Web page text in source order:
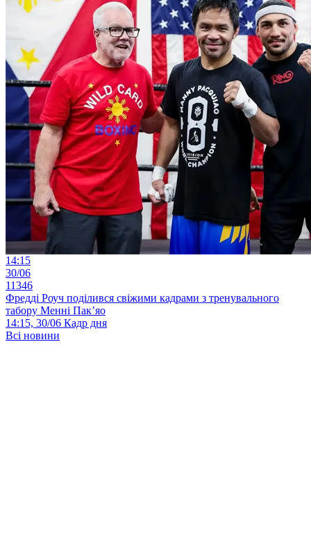
14:15
30/06
11346
Фредді Роуч поділився свіжими кадрами з тренувального
табору Менні Пак’яо
14:15, 30/06 Кадр дня
Всі новини